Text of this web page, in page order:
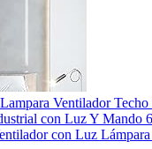
Ventilador
con Luz Y Mando
con Luz